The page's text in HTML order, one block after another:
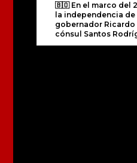
🇧🇴 En el marco del
la independencia de
gobernador Ricardo
cónsul Santos